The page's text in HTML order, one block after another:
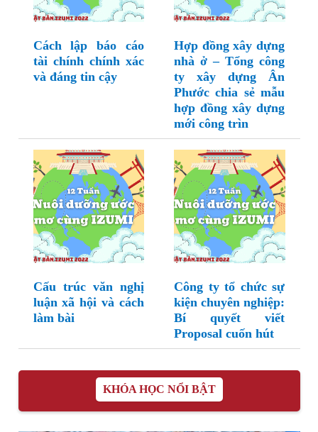
Cách lập báo cáo
tài chính chính xác
và đáng tin cậy
Hợp đồng xây dựng
nhà ở – Tổng công
ty xây dựng Ân
Phước chia sẻ mẫu
hợp đồng xây dựng
mới công trìn
Cấu trúc văn nghị
luận xã hội và cách
làm bài
Công ty tổ chức sự
kiện chuyên nghiệp:
Bí quyết viết
Proposal cuốn hút
KHÓA HỌC NỔI BẬT